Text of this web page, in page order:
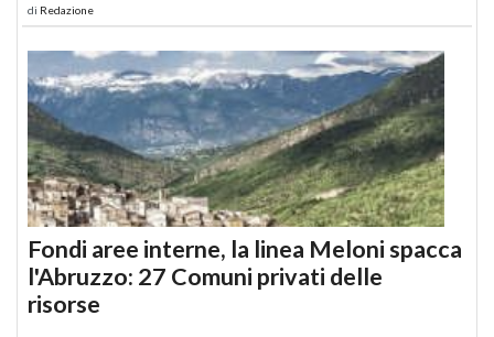
di Redazione
Fondi aree interne, la linea Meloni spacca
l'Abruzzo: 27 Comuni privati delle
risorse